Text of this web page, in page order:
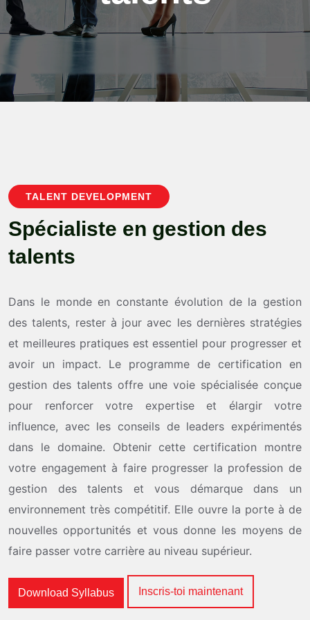
TALENT DEVELOPMENT
Spécia iste en gestion des
ta ents
Dans le monde en constante évolution de la gestion
des talents, rester à jour avec les dernières stratégies
et meilleures pratiques est essentiel pour progresser et
avoir un impact. Le programme de certification en
gestion des talents offre une voie spécialisée conçue
pour renforcer votre expertise et élargir votre
influence, avec les conseils de leaders expérimentés
dans le domaine. Obtenir cette certification montre
votre engagement à faire progresser la profession de
gestion des talents et vous démarque dans un
environnement très compétitif. Elle ouvre la porte à de
nouvelles opportunités et vous donne les moyens de
faire passer votre carrière au niveau supérieur.
Download Syllabus Inscris-toi maintenant